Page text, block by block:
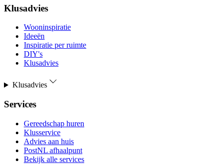
Klusadvies
Wooninspiratie
Ideeën
Inspiratie per ruimte
DIY's
Klusadvies
Klusadvies
Services
Gereedschap huren
Klusservice
Advies aan huis
PostNL afhaalpunt
Bekijk alle services